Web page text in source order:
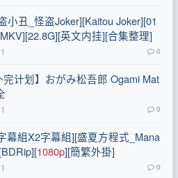
小丑_怪盗Joker][Kaitou Joker][01
英文内挂][合集整理]
0
计划】おがみ松吾郎 Ogami Mat
0
幕組X2字幕組][盛夏方程式_Mana
1080p][簡繁外掛]
0